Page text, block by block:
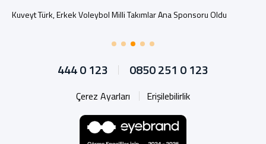
Kuveyt Türk, Erkek Voleybol Milli Takımlar Ana Sponsoru Oldu
444 0 123 0850 251 0 123
Çerez Ayarları Erişilebilirlik